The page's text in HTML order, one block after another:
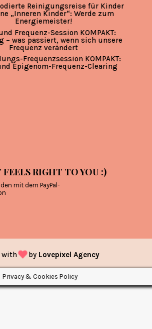
Reinigungsreise für Kinder
„Inneren Kinder“: Werde zum
Energiemeister!
Frequenz-Session KOMPAKT:
– was passiert, wenn sich unsere
Frequenz verändert
Frequenzsession KOMPAKT:
Epigenom-Frequenz-Clearing
FEELS RIGHT TO YOU :)
with by Lovepixel Agency
Privacy & Cookies Policy